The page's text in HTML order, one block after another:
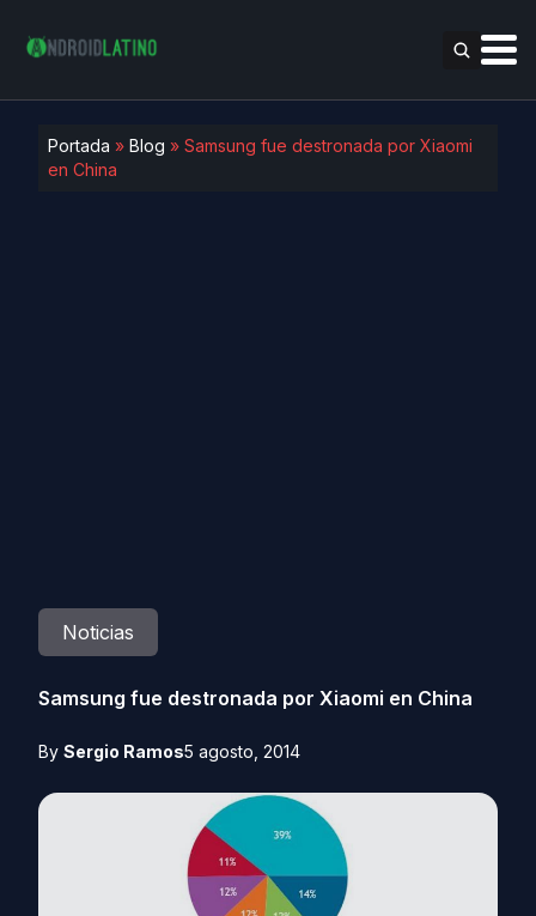
Portada » Blog » Samsung fue destronada por Xiaomi
en China
Noticias
Samsung fue destronada por Xiaomi en China
By Sergio Ramos5 agosto, 2014